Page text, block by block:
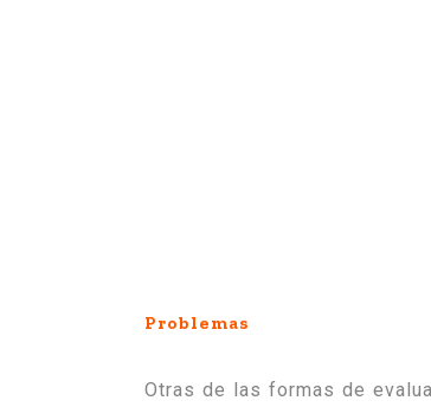
Problemas
Otras de las formas de